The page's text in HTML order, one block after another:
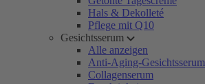
Hals & Dekolleté
Pflege mit Q10
Gesichtsserum
Alle anzeigen
Anti-Aging-Gesichtsserum
Collagenserum